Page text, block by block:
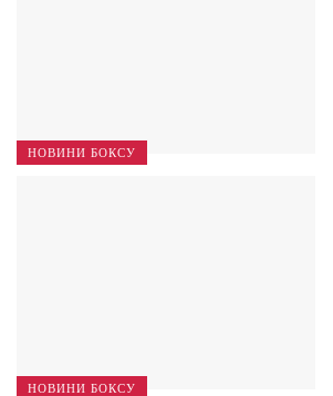
НОВИНИ БОКСУ
НОВИНИ БОКСУ